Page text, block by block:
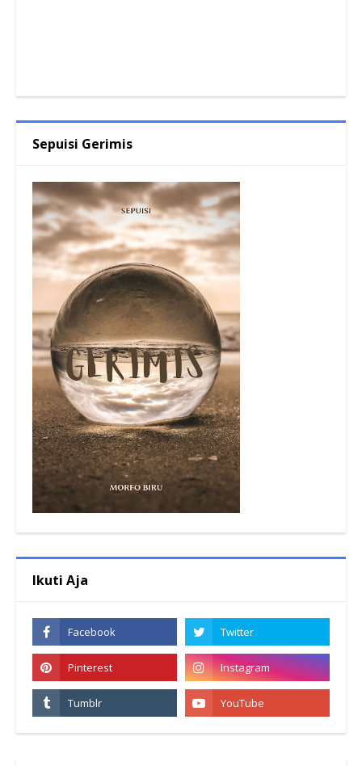
Sepuisi Gerimis
Ikuti Aja